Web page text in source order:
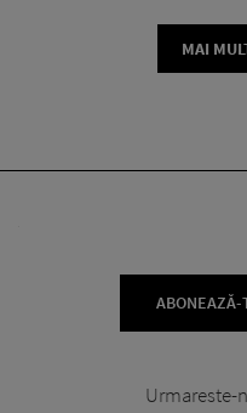
MAI
ABONEAZĂ-
Urmareste-